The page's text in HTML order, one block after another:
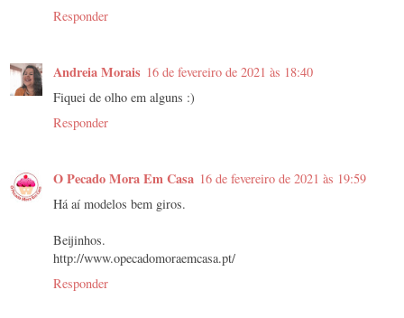
Responder
Andreia Morais 16 de fevereiro de 2021 às 18:40
Fiquei de olho em alguns :)
Responder
O Pecado Mora Em Casa 16 de fevereiro de 2021 às 19:59
Há aí modelos bem giros.
Beijinhos.
http://www.opecadomoraemcasa.pt/
Responder